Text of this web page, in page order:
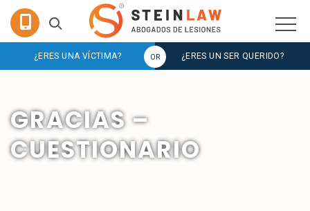
¿ERES UNA VÍCTIMA? ¿ERES UN SER QUERIDO?
GRACIAS –
CUESTIONARIO